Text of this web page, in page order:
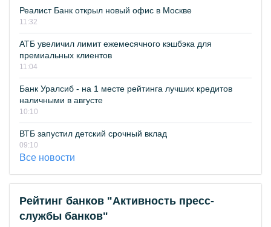
Реалист Банк открыл новый офис в Москве
11:32
АТБ увеличил лимит ежемесячного кэшбэка для
премиальных клиентов
11:04
Банк Уралсиб - на 1 месте рейтинга лучших кредитов
наличными в августе
10:10
ВТБ запустил детский срочный вклад
09:10
Все новости
Рейтинг банков "Активность пресс-
службы банков"